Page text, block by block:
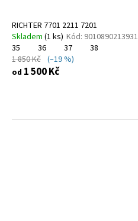
RICHTER 7701 2211 7201
Skladem (1 ks) Kód: 9010890213931
35
36 37
38
1 850 Kč (–19 %)
od 1 500 Kč